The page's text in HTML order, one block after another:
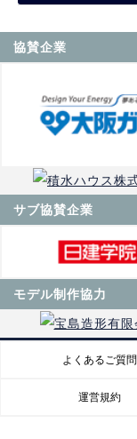
協賛企業
サブ協賛企業
モデル制作協力
よくあるご質問
運営規約